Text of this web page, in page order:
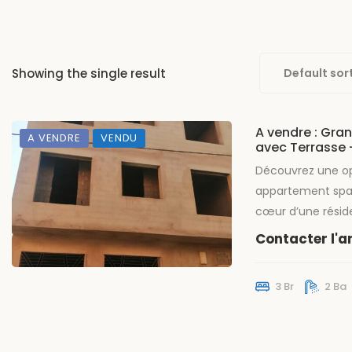
Showing the single result Default
A VENDRE VENDU
A vendre :
avec Terrasse
Découvrez une
appartement
cœur d’une
sécurisée de
sécurité. Ce
Contacter
3 Br 2 Ba